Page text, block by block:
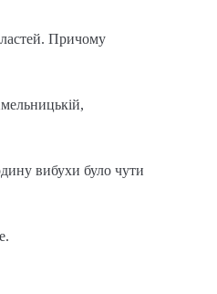
Причому
вибухи було чути